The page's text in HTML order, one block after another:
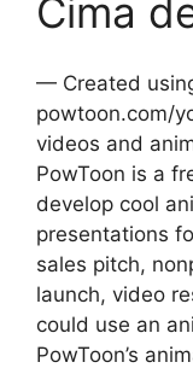
Cima
— Created
powtoon.com/
videos and
PowToon is a
develop cool
presentations
sales pitch,
launch, video
could use an
PowToon’s